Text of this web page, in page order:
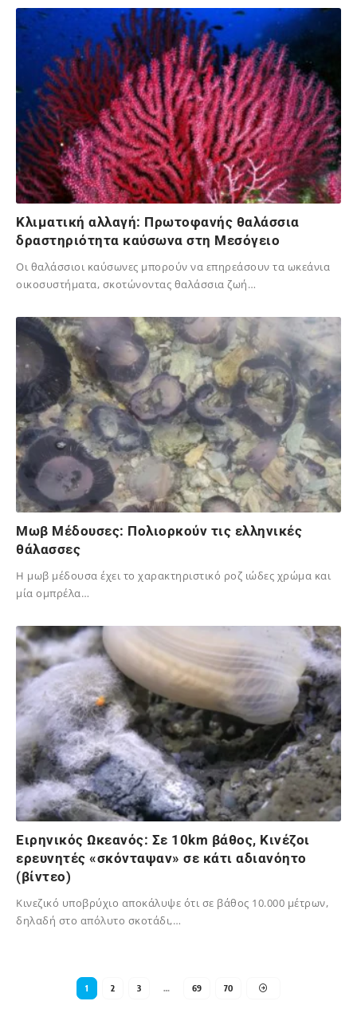
Κλιματική αλλαγή: Πρωτοφανής θαλάσσια
δραστηριότητα καύσωνα στη Μεσόγειο
Οι θαλάσσιοι καύσωνες μπορούν να επηρεάσουν τα ωκεάνια
οικοσυστήματα, σκοτώνοντας θαλάσσια ζωή…
Μωβ Μέδουσες: Πολιορκούν τις ελληνικές
θάλασσες
Η μωβ μέδουσα έχει το χαρακτηριστικό ροζ ιώδες χρώμα και
μία ομπρέλα…
Ειρηνικός Ωκεανός: Σε 10km βάθος, Κινέζοι
ερευνητές «σκόνταψαν» σε κάτι αδιανόητο
(βίντεο)
Κινεζικό υποβρύχιο αποκάλυψε ότι σε βάθος 10.000 μέτρων,
δηλαδή στο απόλυτο σκοτάδι,…
1 2 3 … 69 70